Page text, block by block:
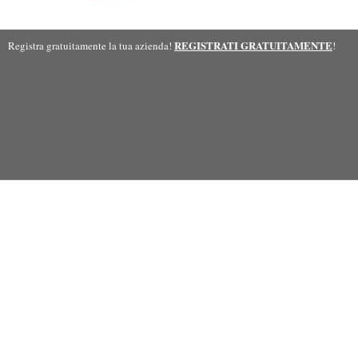
Registra gratuitamente la tua azienda! REGISTRATI GRATUITAMENTE!